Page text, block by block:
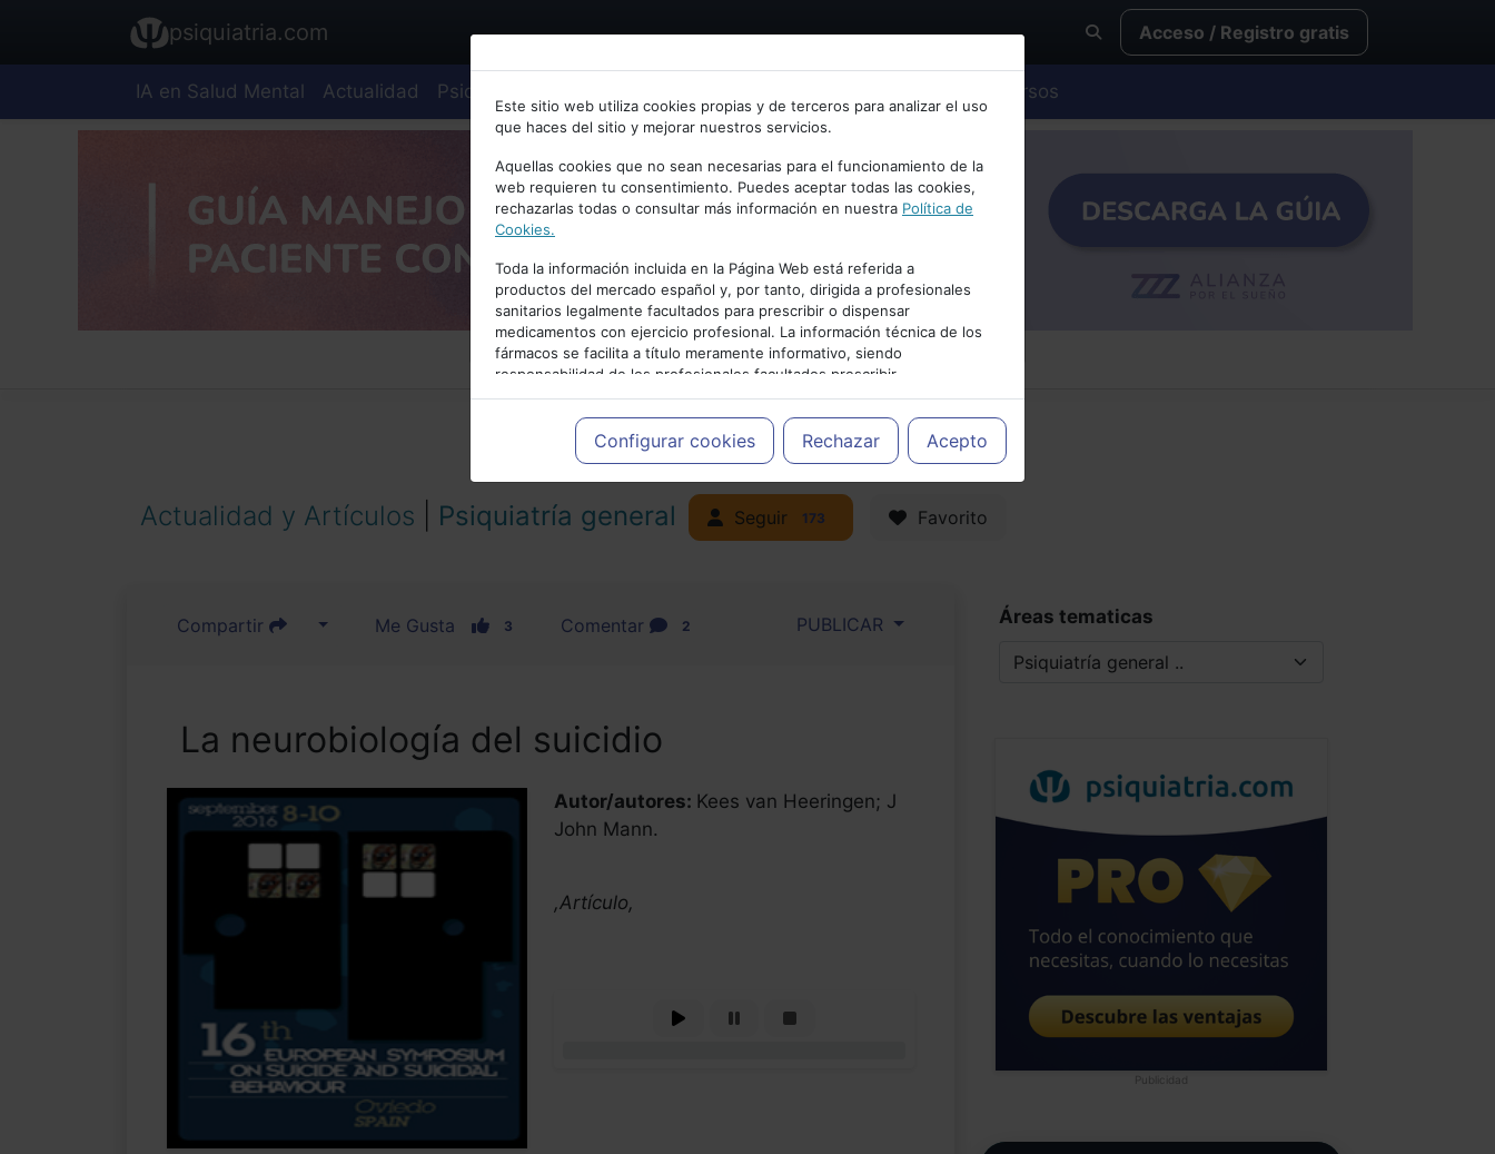
Bienvenid@ a psiquiatria.com
Escribe tu Email
Accede o regístrate con tu email.
Cancelar
psiquiatria.com Acceso / Registro gratis
IA en Salud Mental Actualidad Psiquiatría Cursos
Este sitio web utiliza cookies propias y de terceros para analizar el uso
que haces del sitio y mejorar nuestros servicios.
Aquellas cookies que no sean necesarias para el funcionamiento de la
web requieren tu consentimiento. Puedes aceptar todas las cookies,
rechazarlas todas o consultar más información en nuestra Política de
Cookies.
Toda la información incluida en la Página Web está referida a
productos del mercado español y, por tanto, dirigida a profesionales
sanitarios legalmente facultados para prescribir o dispensar
medicamentos con ejercicio profesional. La información técnica de los
fármacos se facilita a título meramente informativo, siendo
responsabilidad de los profesionales facultados prescribir
medicamentos y decidir, en cada caso concreto, el tratamiento más
adecuado a las necesidades del paciente.
Configurar cookies Rechazar Acepto
PUBLICIDAD
Actualidad y Artículos Psiquiatría general Seguir 173 Favorito
Compartir Me Gusta 3 Comentar 2 PUBLICAR
La neurobiología del suicidio
Autor/autores: Kees van Heeringen; J
John Mann.
,Artículo,
Áreas tematicas
Publicidad